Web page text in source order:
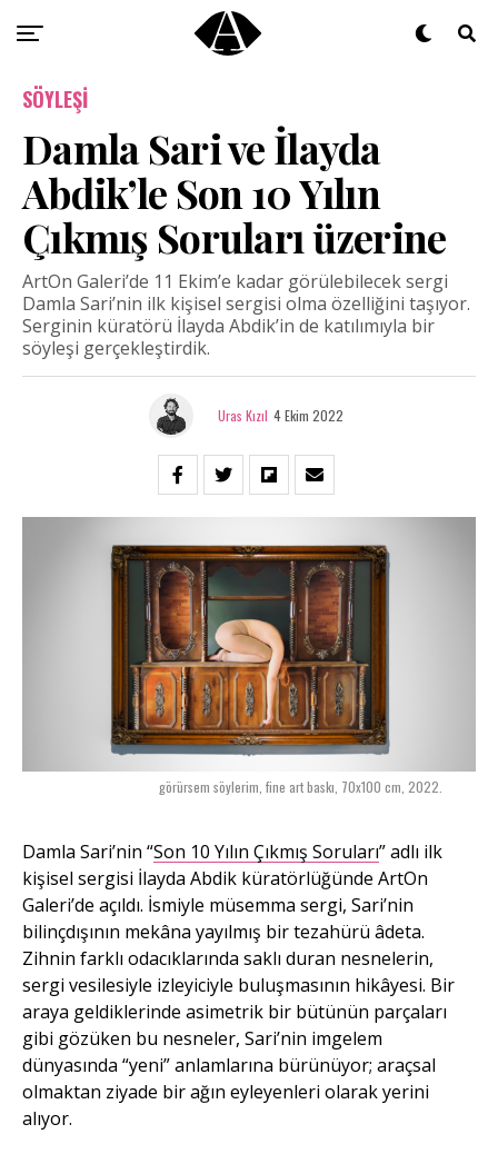
SÖYLEŞI
Damla Sari ve İlayda
Abdik’le Son 10 Yılın
Çıkmış Soruları üzerine
ArtOn Galeri’de 11 Ekim’e kadar görülebilecek sergi
Damla Sari’nin ilk kişisel sergisi olma özelliğini taşıyor.
Serginin küratörü İlayda Abdik’in de katılımıyla bir
söyleşi gerçekleştirdik.
Uras Kızıl 4 Ekim 2022
görürsem söylerim, fine art baskı, 70x100 cm, 2022.
Damla Sari’nin “Son 10 Yılın Çıkmış Soruları” adlı ilk
kişisel sergisi İlayda Abdik küratörlüğünde ArtOn
Galeri’de açıldı. İsmiyle müsemma sergi, Sari’nin
bilinçdışının mekâna yayılmış bir tezahürü âdeta.
Zihnin farklı odacıklarında saklı duran nesnelerin,
sergi vesilesiyle izleyiciyle buluşmasının hikâyesi. Bir
araya geldiklerinde asimetrik bir bütünün parçaları
gibi gözüken bu nesneler, Sari’nin imgelem
dünyasında “yeni” anlamlarına bürünüyor; araçsal
olmaktan ziyade bir ağın eyleyenleri olarak yerini
alıyor.